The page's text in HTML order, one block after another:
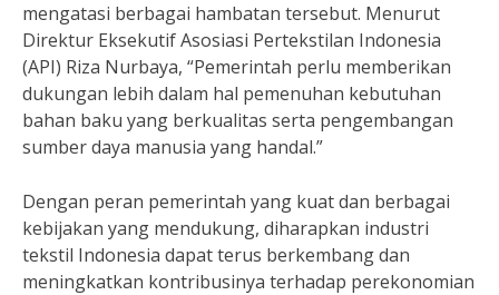
mengatasi berbagai hambatan tersebut. Menurut
Direktur Eksekutif Asosiasi Pertekstilan Indonesia
(API) Riza Nurbaya, “Pemerintah perlu memberikan
dukungan lebih dalam hal pemenuhan kebutuhan
bahan baku yang berkualitas serta pengembangan
sumber daya manusia yang handal.”
Dengan peran pemerintah yang kuat dan berbagai
kebijakan yang mendukung, diharapkan industri
tekstil Indonesia dapat terus berkembang dan
meningkatkan kontribusinya terhadap perekonomian